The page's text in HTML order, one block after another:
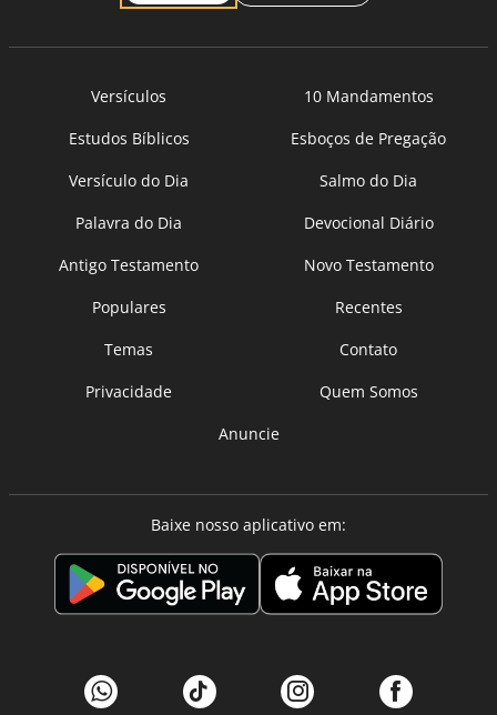
Versículos
10 Mandamentos
Estudos Bíblicos
Esboços de Pregação
Versículo do Dia
Salmo do Dia
Palavra do Dia
Devocional Diário
Antigo Testamento
Novo Testamento
Populares
Recentes
Temas
Contato
Privacidade
Quem Somos
Anuncie
Baixe nosso aplicativo em: